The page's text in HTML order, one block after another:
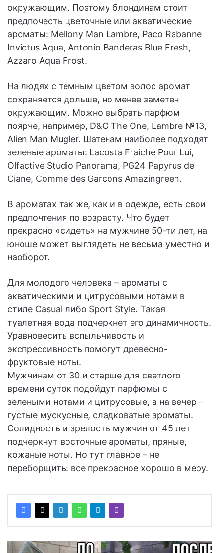
окружающим. Поэтому блондинам стоит
предпочесть цветочные или акватические
ароматы: Mellony Man Lambre, Paco Rabanne
Invictus Aqua, Antonio Banderas Blue Fresh,
Azzaro Aqua Frost.
На людях с темным цветом волос аромат
сохраняется дольше, но менее заметен
окружающим. Можно выбрать парфюм
поярче, например, D&G The One, Lambre №13,
Alien Man Mugler. Шатенам наиболее подходят
зеленые ароматы: Lacosta Fraiche Pour Lui,
Olfactive Studio Panorama, PG24 Papyrus de
Ciane, Comme des Garcons Amazingreen.
В ароматах так же, как и в одежде, есть свои
предпочтения по возрасту. Что будет
прекрасно «сидеть» на мужчине 50-ти лет, на
юноше может выглядеть не весьма уместно и
наоборот.
Для молодого человека – ароматы с
акватическими и цитрусовыми нотами в
стиле Casual либо Sport Style. Такая
туалетная вода подчеркнет его динамичность.
Уравновесить вспыльчивость и
экспрессивность помогут древесно-
фруктовые ноты.
Мужчинам от 30 и старше для светлого
времени суток подойдут парфюмы с
зелеными нотами и цитрусовые, а на вечер –
густые мускусные, сладковатые ароматы.
Солидность и зрелость мужчин от 45 лет
подчеркнут восточные ароматы, пряные,
кожаные ноты. Но тут главное – не
переборщить: все прекрасное хорошо в меру.